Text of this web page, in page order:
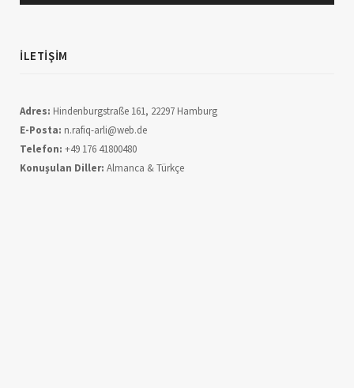
İLETIŞIM
Adres: Hindenburgstraße 161, 22297 Hamburg
E-Posta: n.rafiq-arli@web.de
Telefon: +49 176 41800480
Konuşulan Diller: Almanca & Türkçe